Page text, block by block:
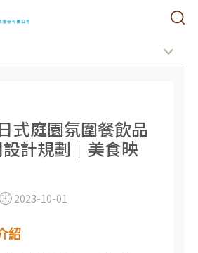
式庭園氛圍餐飲品
計規劃｜美食映
2023-10-01
紹